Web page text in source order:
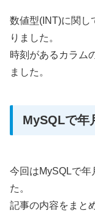
数値型(INT)に関し
りました。
時刻があるカラム
ました。
MySQLで年
今回はMySQLで年
た。
記事の内容をまと